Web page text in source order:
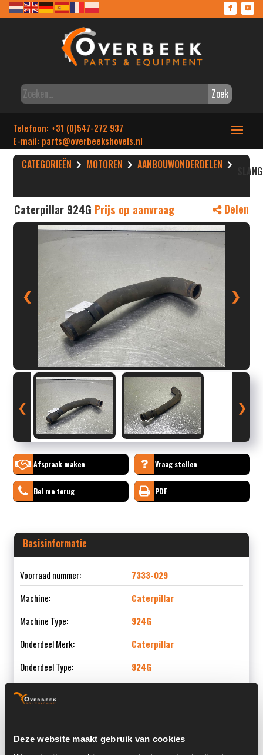
Deze website maakt gebruik van cookies
Zoek
Telefoon: +31 (0)547-272 937
E-mail: parts@overbeekshovels.nl
CATEGORIEËN MOTOREN AANBOUWONDERDELEN
Caterpillar 924G Prijs op aanvraag Delen
❮ ❯
❮ ❯
Afspraak maken Vraag stellen
Bel me terug PDF
Basisinformatie
Voorraad nummer:
7333-029
Machine:
Caterpillar
Machine Type:
924G
Onderdeel Merk:
Caterpillar
Onderdeel Type:
924G